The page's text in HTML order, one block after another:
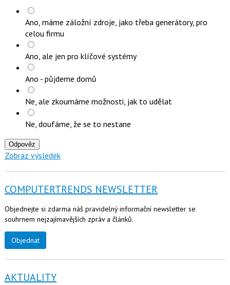
Ano, máme záložní zdroje, jako třeba generátory, pro
celou firmu
Ano, ale jen pro klíčové systémy
Ano - půjdeme domů
Ne, ale zkoumáme možnosti, jak to udělat
Ne, doufáme, že se to nestane
Odpověz
Zobraz výsledek
COMPUTERTRENDS NEWSLETTER
Objednejte si zdarma náš pravidelný informační newsletter se
souhrnem nejzajímavějších zpráv a článků.
Objednat
AKTUALITY